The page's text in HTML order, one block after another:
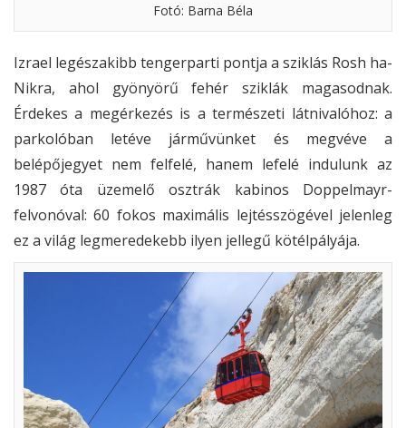
Fotó: Barna Béla
Izrael legészakibb tengerparti pontja a sziklás Rosh ha-
Nikra, ahol gyönyörű fehér sziklák magasodnak.
Érdekes a megérkezés is a természeti látnivalóhoz: a
parkolóban letéve járművünket és megvéve a
belépőjegyet nem felfelé, hanem lefelé indulunk az
1987 óta üzemelő osztrák kabinos Doppelmayr-
felvonóval: 60 fokos maximális lejtésszögével jelenleg
ez a világ legmeredekebb ilyen jellegű kötélpályája.